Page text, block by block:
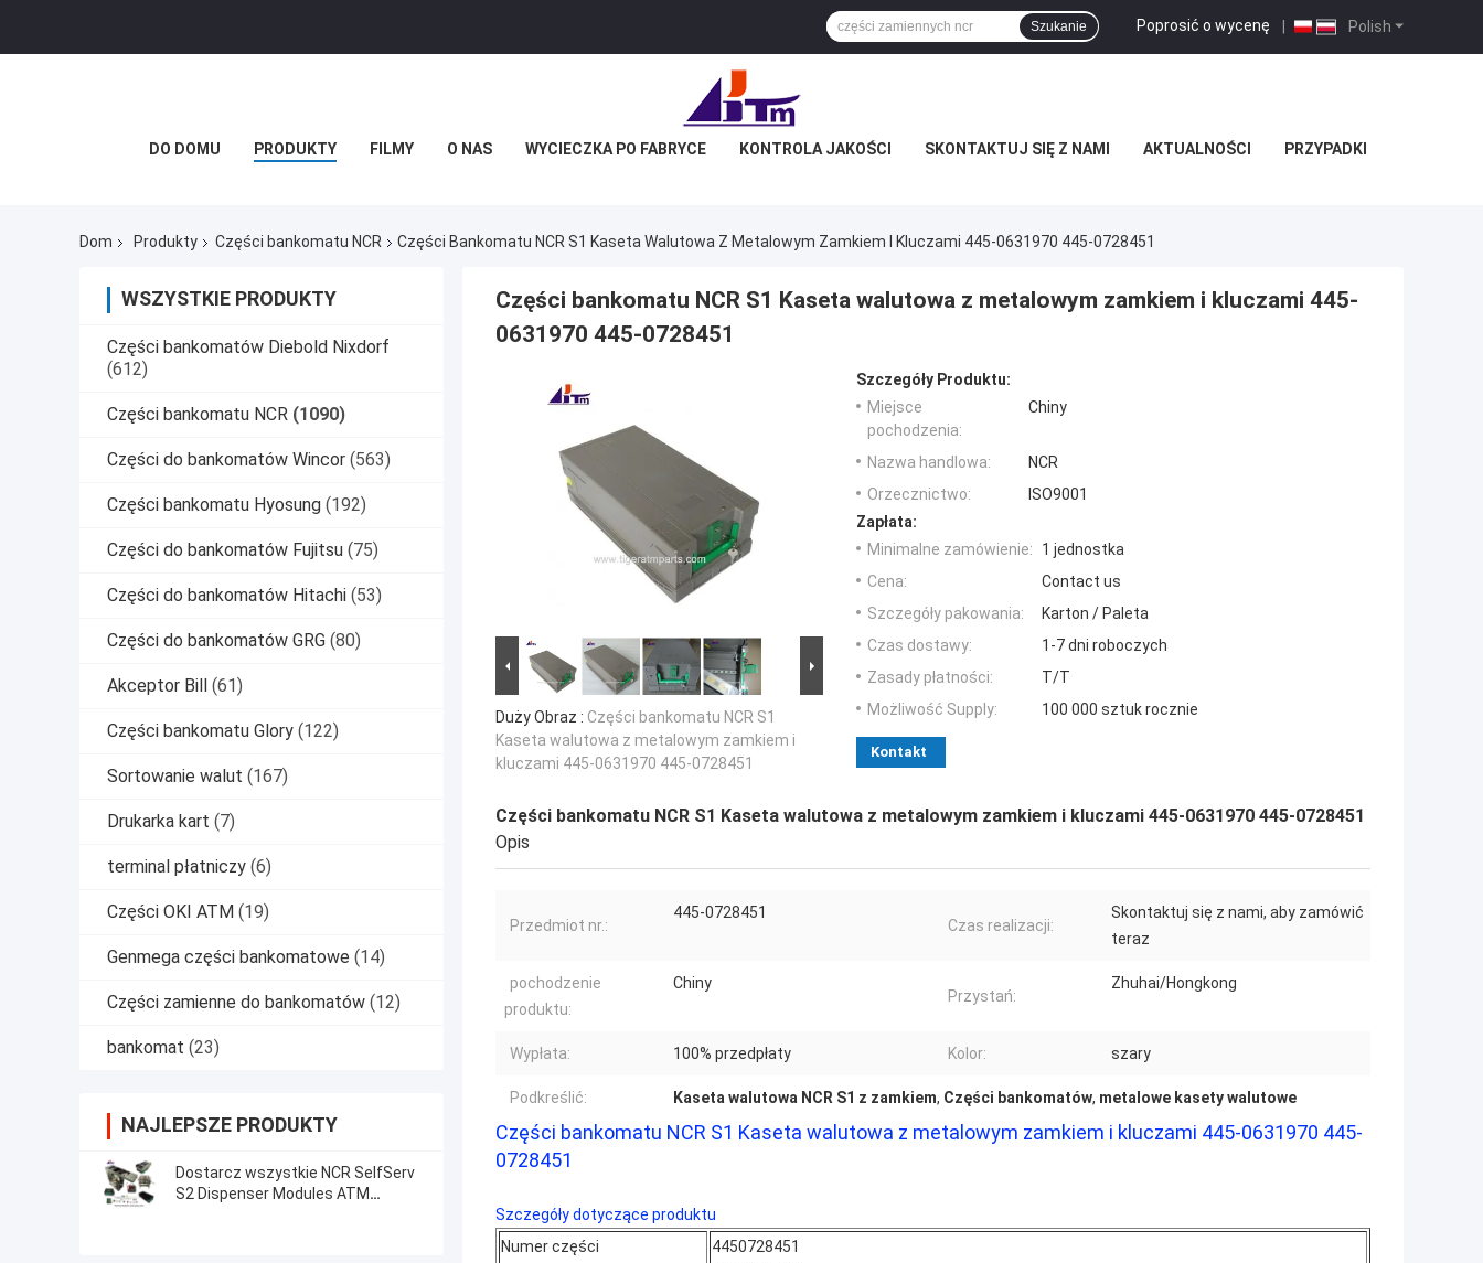
Polish
Poprosić o wycenę |
Szukanie
DO DOMU PRODUKTY FILMY O NAS WYCIECZKA PO FABRYCE KONTROLA JAKOŚCI SKONTAKTUJ SIĘ Z NAMI AKTUALNOŚCI PRZYPADKI
Dom Produkty Części bankomatu NCR Części Bankomatu NCR S1 Kaseta Walutowa Z Metalowym Zamkiem I Kluczami 445-0631970 445-0728451
WSZYSTKIE PRODUKTY
Części bankomatów Diebold Nixdorf
(612)
Części bankomatu NCR (1090)
Części do bankomatów Wincor (563)
Części bankomatu Hyosung (192)
Części do bankomatów Fujitsu (75)
Części do bankomatów Hitachi (53)
Części do bankomatów GRG (80)
Akceptor Bill (61)
Części bankomatu Glory (122)
Sortowanie walut (167)
Drukarka kart (7)
terminal płatniczy (6)
Części OKI ATM (19)
Genmega części bankomatowe (14)
Części zamienne do bankomatów (12)
bankomat (23)
NAJLEPSZE PRODUKTY
Dostarcz wszystkie NCR SelfServ
S2 Dispenser Modules ATM
Części bankomatu NCR S1 Kaseta walutowa z metalowym zamkiem i kluczami 445-
0631970 445-0728451
Duży Obraz : Części bankomatu NCR S1
Kaseta walutowa z metalowym zamkiem i
kluczami 445-0631970 445-0728451
Szczegóły Produktu:
Miejsce
pochodzenia:
Chiny
Nazwa handlowa:
NCR
Orzecznictwo:
ISO9001
Zapłata:
Minimalne zamówienie:
1 jednostka
Cena:
Contact us
Szczegóły pakowania:
Karton / Paleta
Czas dostawy:
1-7 dni roboczych
Zasady płatności:
T/T
Możliwość Supply:
100 000 sztuk rocznie
Kontakt
Części bankomatu NCR S1 Kaseta walutowa z metalowym zamkiem i kluczami 445-0631970 445-0728451
Opis
Przedmiot nr.:
445-0728451
Czas realizacji:
Skontaktuj się z nami, aby zamówić
teraz
pochodzenie
produktu:
Chiny
Przystań:
Zhuhai/Hongkong
Wypłata: 100% przedpłaty Kolor: szary
Podkreślić: Kaseta walutowa NCR S1 z zamkiem, Części bankomatów, metalowe kasety walutowe
Części bankomatu NCR S1 Kaseta walutowa z metalowym zamkiem i kluczami 445-0631970 445-
0728451
Szczegóły dotyczące produktu
Numer części
4450728451